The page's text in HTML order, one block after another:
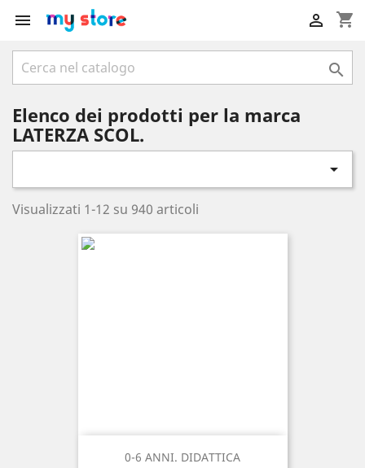
 shopping_cart


Elenco dei prodotti per la marca
LATERZA SCOL.

Visualizzati 1-12 su 940 articoli
0-6 ANNI. DIDATTICA